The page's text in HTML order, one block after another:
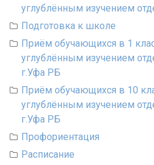
углублённым изучением
Подготовка к школе
Приём обучающихся в 1
углублённым изучением
г.Уфа РБ
Приём обучающихся в 10
углублённым изучением
г.Уфа РБ
Профориентация
Расписание